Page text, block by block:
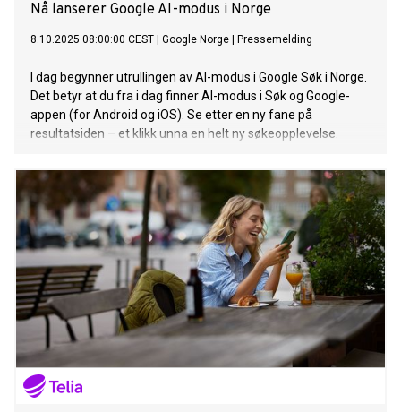
Nå lanserer Google AI-modus i Norge
8.10.2025 08:00:00 CEST Google Norge Pressemelding
I dag begynner utrullingen av AI-modus i Google Søk i Norge.
Det betyr at du fra i dag finner AI-modus i Søk og Google-
appen (for Android og iOS). Se etter en ny fane på
resultatsiden – et klikk unna en helt ny søkeopplevelse.